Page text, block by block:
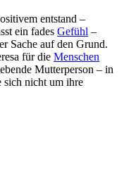
entstand –
ein fades Gefühl –
Sache auf den Grund.
für die Menschen
Mutterperson – in
sich nicht um ihre